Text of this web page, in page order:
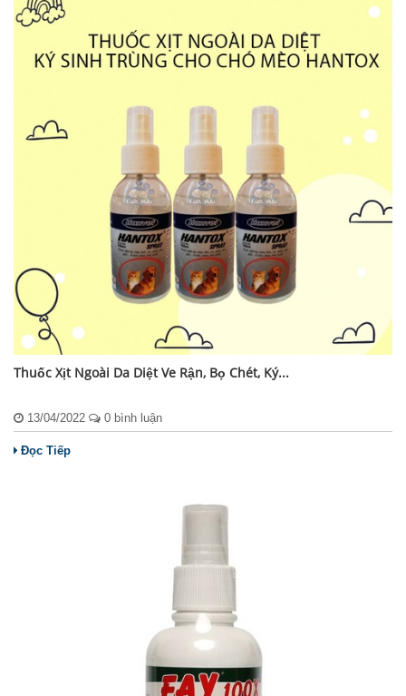
Thuốc Xịt Ngoài Da Diệt Ve Rận, Bọ Chét, Ký...
13/04/2022 0 bình luận
Đọc Tiếp